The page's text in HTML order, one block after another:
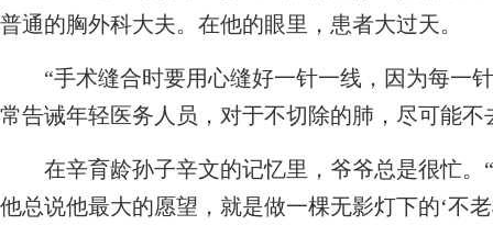
普通的胸外科大夫。在他的眼里，患者大过天。
“手术缝合时要用心缝好一针一线，因为每一针
常告诫年轻医务人员，对于不切除的肺，尽可能不
在辛育龄孙子辛文的记忆里，爷爷总是很忙。
他总说他最大的愿望，就是做一棵无影灯下的‘不